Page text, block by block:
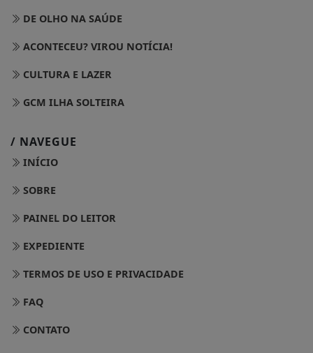
DE OLHO NA SAÚDE
ACONTECEU? VIROU NOTÍCIA!
CULTURA E LAZER
GCM ILHA SOLTEIRA
/ NAVEGUE
INÍCIO
SOBRE
PAINEL DO LEITOR
EXPEDIENTE
TERMOS DE USO E PRIVACIDADE
FAQ
CONTATO